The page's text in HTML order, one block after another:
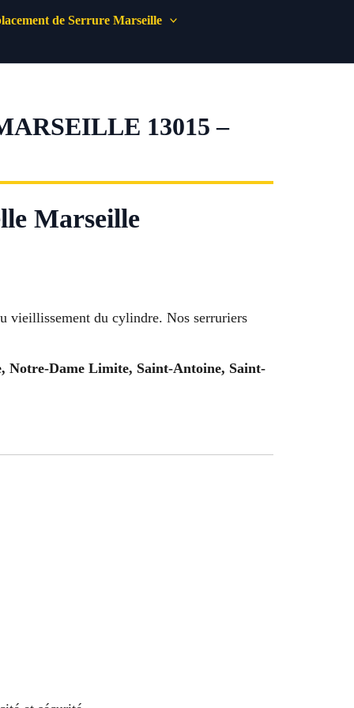
de Serrure Marseille
13015 –
Marseille
vieillissement du cylindre. Nos serruriers
Notre-Dame Limite, Saint-Antoine, Saint-